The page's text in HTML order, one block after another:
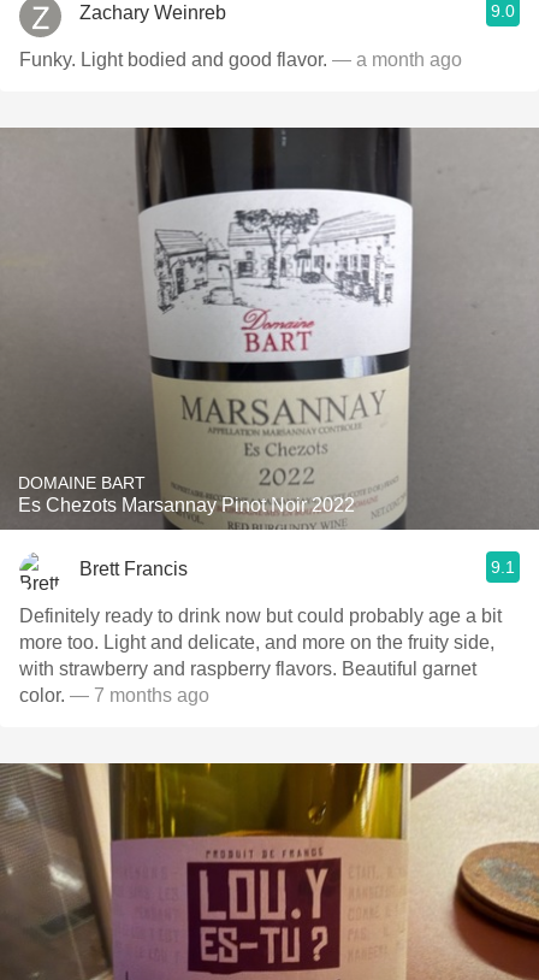
Zachary Weinreb 9.0
Funky. Light bodied and good flavor. — a month ago
DOMAINE BART
Es Chezots Marsannay Pinot Noir 2022
Brett Francis 9.1
Definitely ready to drink now but could probably age a bit
more too. Light and delicate, and more on the fruity side,
with strawberry and raspberry flavors. Beautiful garnet
color. — 7 months ago